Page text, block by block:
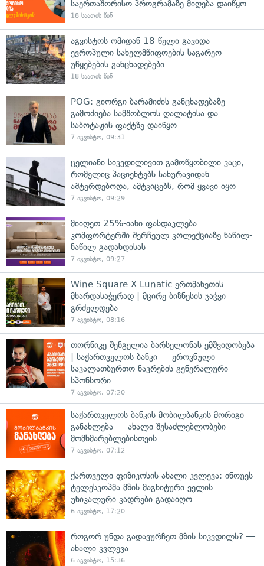
საერთაშორისო პროგრამაზე მიღება დაიწყო
18 საათის წინ
აგვისტოს ომიდან 18 წელი გავიდა —
ევროპული სახელმწიფოების საგარეო
უწყებების განცხადებები
18 საათის წინ
POG: გიორგი ბარამიძის განცხადებაზე
გამოძიება სამშობლოს ღალატისა და
საბოტაჟის ფაქტზე დაიწყო
7 აგვისტო, 09:31
ცელიანი სიკვდილივით გამოწყობილი კაცი,
რომელიც პაციენტებს სახურავიდან
აშტერდებოდა, ამტკიცებს, რომ ყვავი იყო
7 აგვისტო, 09:29
მიიღეთ 25%-იანი ფასდაკლება
კომფორტერში შერჩეულ კოლექციაზე ნაწილ-
ნაწილ გადახდისას
7 აგვისტო, 09:27
Wine Square X Lunatic ერთმანეთის
მხარდასაჭერად | მცირე ბიზნესის ჯაჭვი
გრძელდება
7 აგვისტო, 08:16
თორნიკე შენგელია ბარსელონას ემშვიდობება
| საქართველოს ბანკი — ეროვნული
საკალათბურთო ნაკრების გენერალური
სპონსორი
7 აგვისტო, 07:20
საქართველოს ბანკის მობილბანკის მორიგი
განახლება — ახალი შესაძლებლობები
მომხმარებლებისთვის
7 აგვისტო, 07:12
ქართველი ფიზიკოსის ახალი კვლევა: ინოუეს
ტელესკოპმა მზის მაგნიტური ველის
უნიკალური კადრები გადაიღო
6 აგვისტო, 17:20
როგორ უნდა გადავურჩეთ მზის სიკვდილს? —
ახალი კვლევა
6 აგვისტო, 15:36